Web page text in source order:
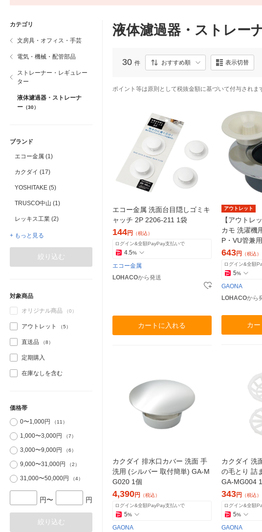
カテゴリ
文房具・オフィス・手芸
電気・機械・配管部品
ストレーナー・レギュレー
ター
液体濾過器・ストレーナ
ー （30）
ブランド
エコー金属 (1)
カクダイ (17)
YOSHITAKE (5)
TRUSCO中山 (1)
レッキス工業 (2)
+ もっと見る
絞り込む
対象商品
オリジナル商品 （0）
アウトレット （5）
直送品 （8）
定期購入
在庫なしを含む
価格帯
0〜1,000円
（11）
1,000〜3,000円 （7）
3,000〜9,000円 （6）
9,000〜31,000円 （2）
31,000〜50,000円 （4）
円〜 円
絞り込む
液体濾過器・ストレー
30 件 おすすめ順 表示切替
ポイント等は原則として税抜金額に基づいて付与され
エコー金属 洗面台目隠しゴミキ
ャッチ 2P 2206-211 1袋
144円 （税込）
ログイン&全額PayPay支払いで
4.5%
エコー金属
LOHACOから発送
カートに入れる
アウトレット
【アウトレ
カモ 洗濯機
P・VU管兼
GA-LF023 1個
643円 （税込）
ログイン&全額
5%
GAONA
LOHACOから
カ
カクダイ 排水口カバー 洗面 手
洗用 (シルバー 取付簡単) GA-M
G020 1個
4,390円 （税込）
ログイン&全額PayPay支払いで
5%
GAONA
カクダイ 洗
の毛とり 詰
GA-MG004
343円 （税込）
ログイン&全額
5%
GAONA